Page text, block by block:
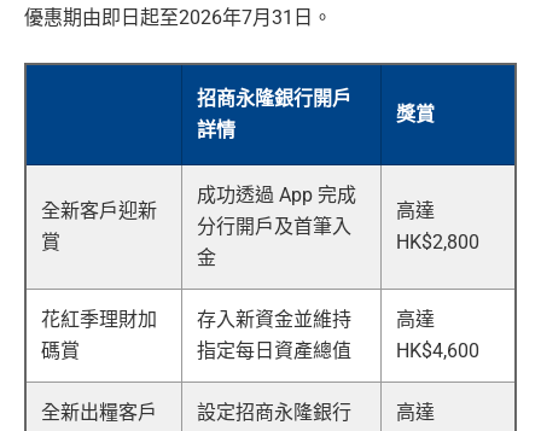
優惠期由即日起至2026年7月31日。
招商永隆銀行開戶
詳情
獎賞
全新客戶迎新
賞
成功透過 App 完成
分行開戶及首筆入
金
高達
HK$2,800
花紅季理財加
碼賞
存入新資金並維持
指定每日資產總值
高達
HK$4,600
全新出糧客戶
設定招商永隆銀行
高達